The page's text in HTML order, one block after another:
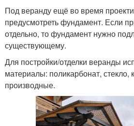
Под веранду ещё во время
предусмотреть фундамент. Если
отдельно, то фундамент нужно
существующему.
Для постройки/отделки веранды
материалы: поликарбонат, стекло,
производные.